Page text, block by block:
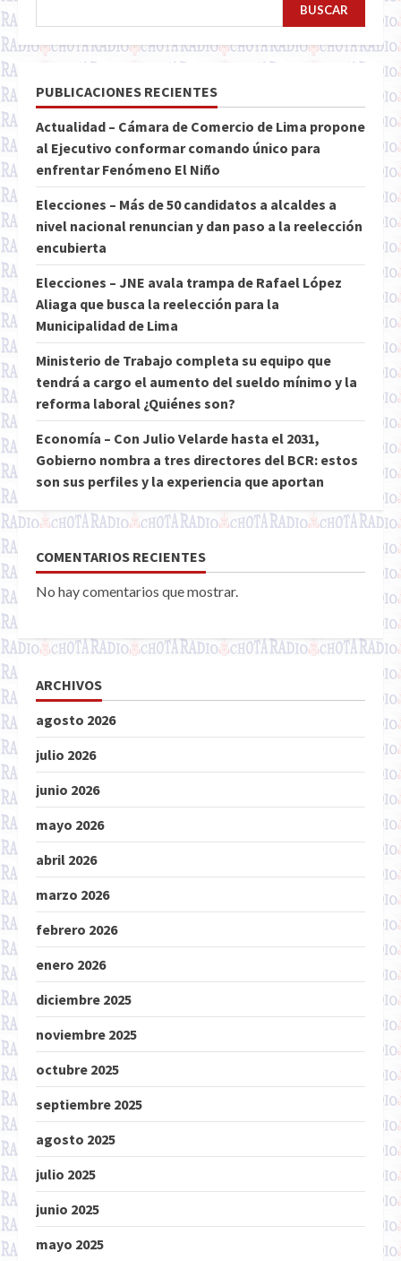
BUSCAR
PUBLICACIONES RECIENTES
Actualidad – Cámara de Comercio de Lima propone
al Ejecutivo conformar comando único para
enfrentar Fenómeno El Niño
Elecciones – Más de 50 candidatos a alcaldes a
nivel nacional renuncian y dan paso a la reelección
encubierta
Elecciones – JNE avala trampa de Rafael López
Aliaga que busca la reelección para la
Municipalidad de Lima
Ministerio de Trabajo completa su equipo que
tendrá a cargo el aumento del sueldo mínimo y la
reforma laboral ¿Quiénes son?
Economía – Con Julio Velarde hasta el 2031,
Gobierno nombra a tres directores del BCR: estos
son sus perfiles y la experiencia que aportan
COMENTARIOS RECIENTES
No hay comentarios que mostrar.
ARCHIVOS
agosto 2026
julio 2026
junio 2026
mayo 2026
abril 2026
marzo 2026
febrero 2026
enero 2026
diciembre 2025
noviembre 2025
octubre 2025
septiembre 2025
agosto 2025
julio 2025
junio 2025
mayo 2025